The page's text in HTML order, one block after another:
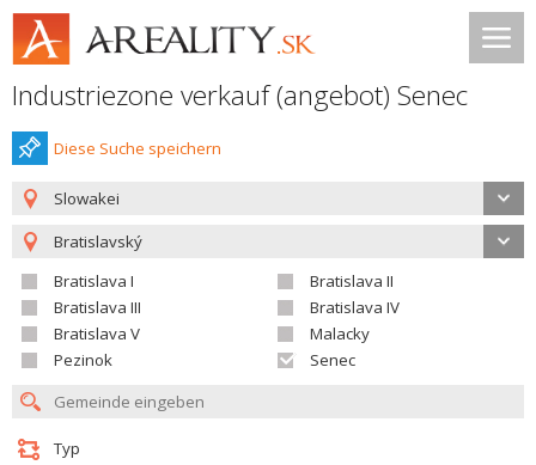
Industriezone verkauf (angebot) Senec
Diese Suche speichern
Slowakei
Bratislavský
Bratislava I
Bratislava II
Bratislava III
Bratislava IV
Bratislava V
Malacky
Pezinok
Senec
Typ